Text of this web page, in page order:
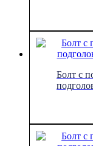
Болт с